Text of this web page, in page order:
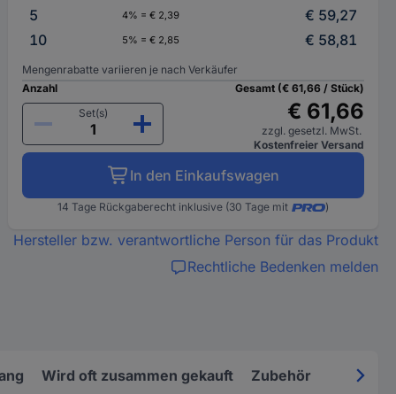
5
4% = € 2,39
€ 59,27
10
5% = € 2,85 € 58,81
Mengenrabatte variieren je nach Verkäufer
Anzahl
Set(s)
Gesamt (€ 61,66 / Stück)
€ 61,66
zzgl. gesetzl. MwSt.
Kostenfreier Versand
In den Einkaufswagen
14 Tage Rückgaberecht inklusive (30 Tage mit )
Hersteller bzw. verantwortliche Person für das Produkt
Rechtliche Bedenken melden
Wird oft zusammen gekauft Zubehör